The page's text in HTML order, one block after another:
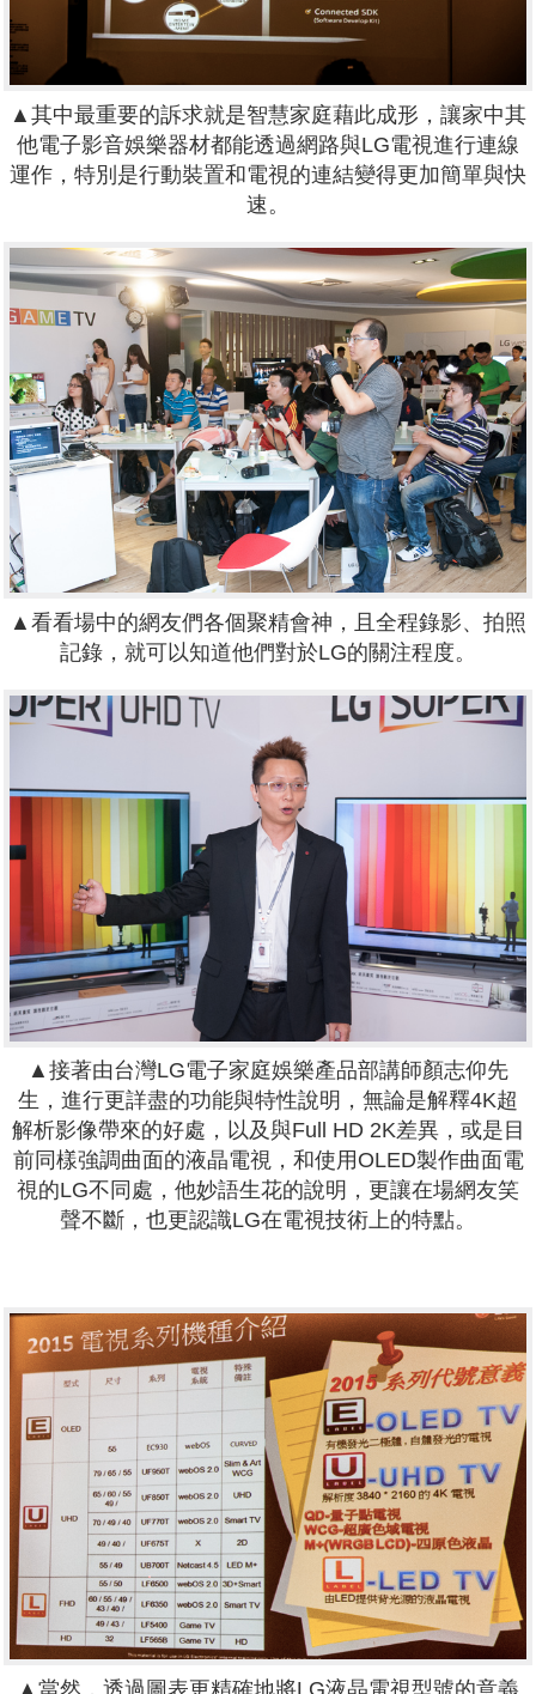
▲其中最重要的訴求就是智慧家庭藉此成形，讓家中其
他電子影音娛樂器材都能透過網路與LG電視進行連線
運作，特別是行動裝置和電視的連結變得更加簡單與快
速。
▲看看場中的網友們各個聚精會神，且全程錄影、拍照
記錄，就可以知道他們對於LG的關注程度。
▲接著由台灣LG電子家庭娛樂產品部講師顏志仰先
生，進行更詳盡的功能與特性說明，無論是解釋4K超
解析影像帶來的好處，以及與Full HD 2K差異，或是目
前同樣強調曲面的液晶電視，和使用OLED製作曲面電
視的LG不同處，他妙語生花的說明，更讓在場網友笑
聲不斷，也更認識LG在電視技術上的特點。
▲當然，透過圖表更精確地將LG液晶電視型號的意義